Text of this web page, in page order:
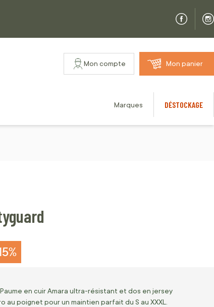
Mon compte Mon panier
Marques DÉSTOCKAGE
en cuir Amara ultra-résistant et dos en jersey
au poignet pour un maintien parfait du S au XXXL.